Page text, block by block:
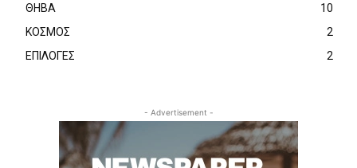
ΘΗΒΑ
10
ΚΟΣΜΟΣ
2
ΕΠΙΛΟΓΕΣ
2
- Advertisement -